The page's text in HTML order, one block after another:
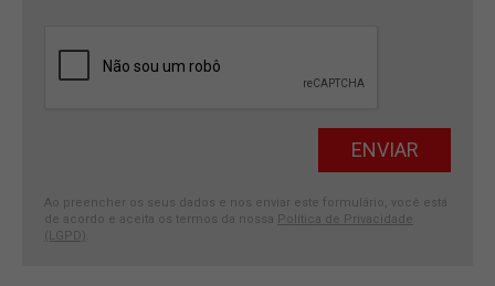
Ao preencher os seus dados e nos enviar este formulário, você está
de acordo e aceita os termos da nossa Política de Privacidade
(LGPD)